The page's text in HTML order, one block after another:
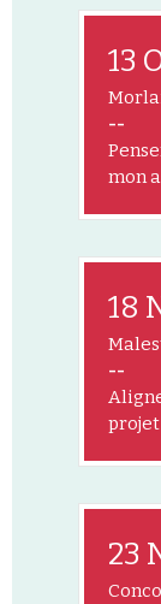
13
--
mon
18
--
projet
23